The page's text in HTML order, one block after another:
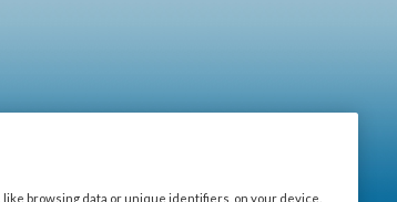
browsing data or unique identifiers, on your device.